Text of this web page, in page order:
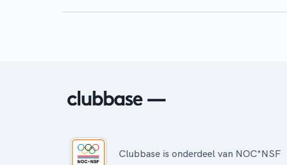
Clubbase is onderdeel van NOC*NSF